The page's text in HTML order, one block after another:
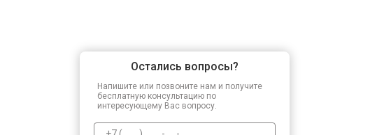
Остались вопросы?
Напишите или позвоните нам и получите
бесплатную консультацию по
интересующему Вас вопросу.